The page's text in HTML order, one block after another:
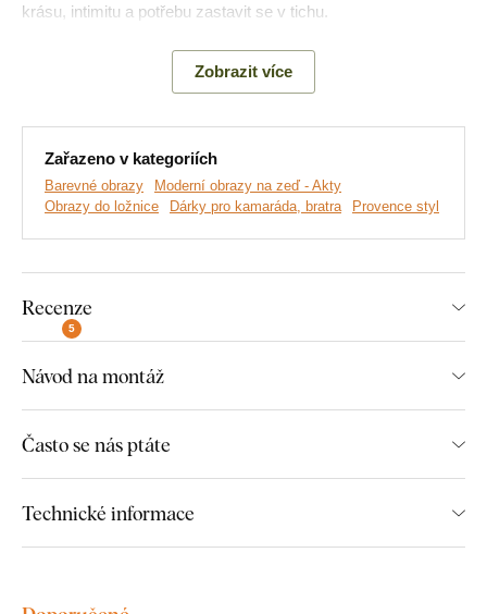
krásu, intimitu a potřebu zastavit se v tichu.
Vyrábíme prémiové obrazy DUBLEZ tištěné na dřevěné
desce. Používáme přitomnejmodernější technologiea
nejkvalitnější barvy na trhu
. Motiv tiskneme přímo na desku
motiv.
Objevte výhody dřevěných tištěných
obrazů od DUBLEZ:
Prémiové zpracování a kvalita
Zobrazit více
Zařazeno v kategoriích
Barevné obrazy
Moderní obrazy na zeď - Akty
Obrazy do ložnice
Dárky pro kamaráda, bratra Provence styl
Recenze
5
Návod na montáž
Často se nás ptáte
Technické informace